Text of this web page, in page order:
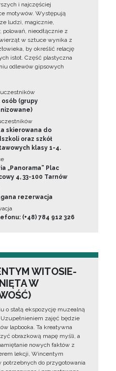
i najczęściej
motywów. Występują
ludzi, magicznie,
nieodłącznie z
w sztuce wynika z
by określić relację
istot. Część plastyczna
odlewów gipsowych
osób (grupy
skierowana do
oraz szkół
klasy 1-4.
„Panorama” Plac
4, 33-100 Tarnów
rezerwacja
(+48) 784 912 326
WITOSIE-
W
o stałą ekspozycję muzealną
Uzupełnieniem zajęć będzie
lapbooka. Ta kreatywna
obrazkową mapę myśli, a
nowych faktów z
lekcji, Wincentym
potrzebnych do przygotowania